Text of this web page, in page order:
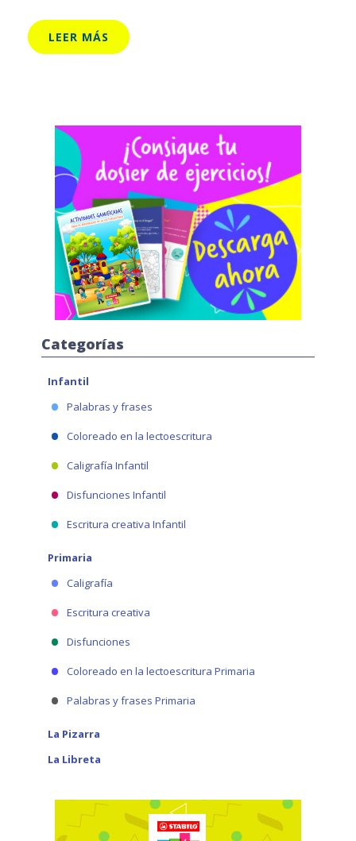
LEER MÁS
Categorías
Infantil
Palabras y frases
Coloreado en la lectoescritura
Caligrafía Infantil
Disfunciones Infantil
Escritura creativa Infantil
Primaria
Caligrafía
Escritura creativa
Disfunciones
Coloreado en la lectoescritura Primaria
Palabras y frases Primaria
La Pizarra
La Libreta